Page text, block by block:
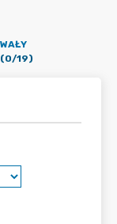
(0/19)